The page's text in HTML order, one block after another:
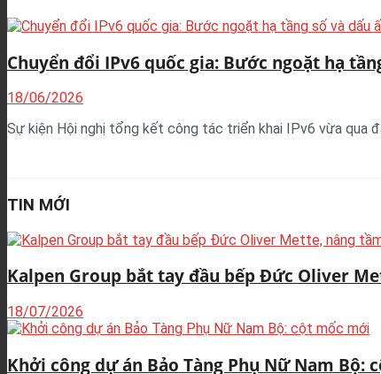
Chuyển đổi IPv6 quốc gia: Bước ngoặt hạ
18/06/2026
Sự kiện Hội nghị tổng kết công tác triển khai IPv6 vừa qua
TIN MỚI
Kalpen Group bắt tay đầu bếp Đức Oliver
18/07/2026
Khởi công dự án Bảo Tàng Phụ Nữ Nam Bộ: